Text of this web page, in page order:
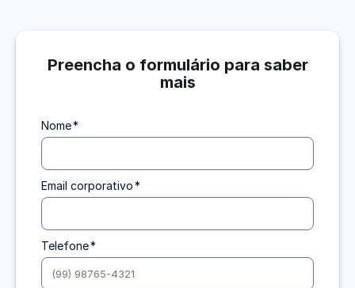
Preencha o formulário para saber
mais
Nome*
Email corporativo*
Telefone*